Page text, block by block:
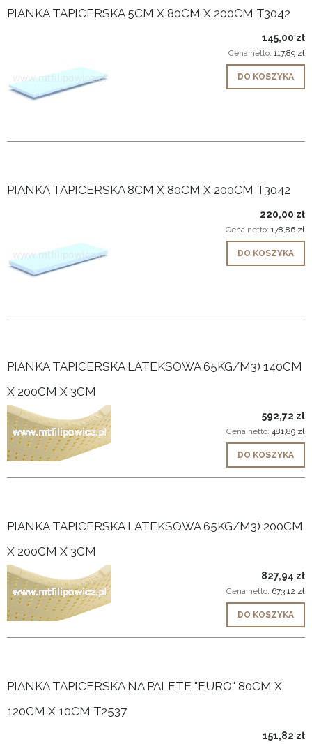
PIANKA TAPICERSKA 5CM X 80CM X 200CM T3042
145,00 zł
Cena netto: 117,89 zł
DO KOSZYKA
PIANKA TAPICERSKA 8CM X 80CM X 200CM T3042
220,00 zł
Cena netto: 178,86 zł
DO KOSZYKA
PIANKA TAPICERSKA LATEKSOWA 65KG/M3) 140CM
X 200CM X 3CM
592,72 zł
Cena netto: 481,89 zł
DO KOSZYKA
PIANKA TAPICERSKA LATEKSOWA 65KG/M3) 200CM
X 200CM X 3CM
827,94 zł
Cena netto: 673,12 zł
DO KOSZYKA
PIANKA TAPICERSKA NA PALETE "EURO" 80CM X
120CM X 10CM T2537
151,82 zł